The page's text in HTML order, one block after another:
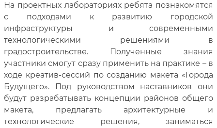
На проектных лабораториях ребята познакомятся
с подходами к развитию городской
инфраструктуры и современными
технологическими решениями в
градостроительстве. Полученные знания
участники смогут сразу применить на практике – в
ходе креатив-сессий по созданию макета «Города
Будущего». Под руководством наставников они
будут разрабатывать концепции районов общего
макета, предлагать архитектурные и
технологические решения, заниматься